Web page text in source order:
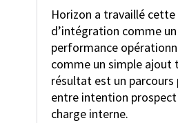
Horizon a travaillé cette
d’intégration comme
performance
comme un simple ajout
résultat est un parcours
entre intention
charge interne.